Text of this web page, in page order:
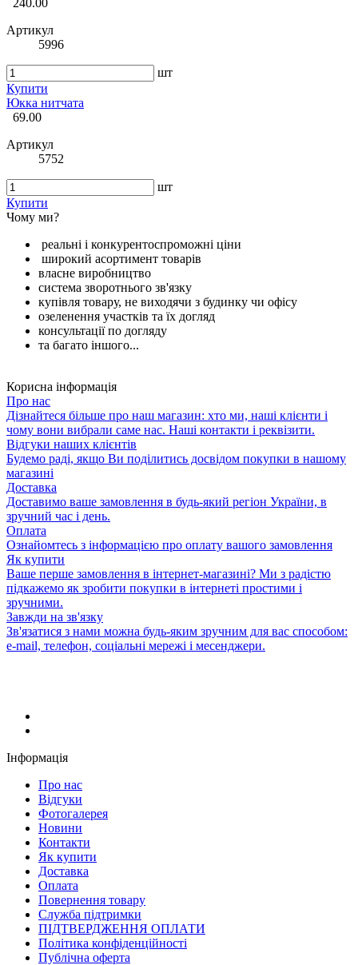
Артикул
5996
шт
Купити
Юкка нитчата
69.00
Артикул
5752
шт
Купити
Чому ми?
реальні і конкурентоспроможні ціни
широкий асортимент товарів
власне виробництво
система зворотнього зв'язку
купівля товару, не виходячи з будинку чи офісу
озеленення участків та їх догляд
консультації по догляду
та багато іншого...
Корисна інформація
Про нас
Дізнайтеся більше про наш магазин: хто ми, наші клієнти і
чому вони вибрали саме нас. Наші контакти і реквізити.
Відгуки наших клієнтів
Будемо раді, якщо Ви поділитись досвідом покупки в нашому
магазині
Доставка
Доставимо ваше замовлення в будь-який регіон України, в
зручний час і день.
Оплата
Ознайомтесь з інформацією про оплату вашого замовлення
Як купити
Ваше перше замовлення в інтернет-магазині? Ми з радістю
підкажемо як зробити покупки в інтернеті простими і
зручними.
Завжди на зв'язку
Зв'язатися з нами можна будь-яким зручним для вас способом:
e-mail, телефон, соціальні мережі і месенджери.
Інформація
Про нас
Відгуки
Фотогалерея
Новини
Контакти
Як купити
Доставка
Оплата
Повернення товару
Служба підтримки
ПІДТВЕРДЖЕННЯ ОПЛАТИ
Політика конфіденційності
Публічна оферта